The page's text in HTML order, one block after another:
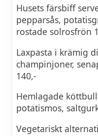
Husets färsbiff
pepparsås,
rostade solrosfrön
Laxpasta i krämig
champinjoner,
140,-
Hemlagade
potatismos,
Vegetariskt